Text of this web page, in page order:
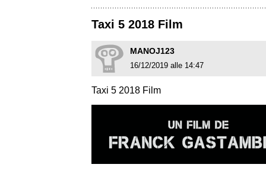
Taxi 5 2018 Film
MANOJ123
16/12/2019 alle 14:47
Taxi 5 2018 Film